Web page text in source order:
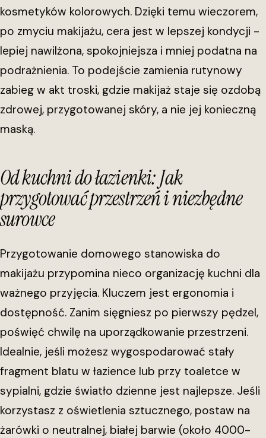
kosmetyków kolorowych. Dzięki temu wieczorem,
po zmyciu makijażu, cera jest w lepszej kondycji -
lepiej nawilżona, spokojniejsza i mniej podatna na
podrażnienia. To podejście zamienia rutynowy
zabieg w akt troski, gdzie makijaż staje się ozdobą
zdrowej, przygotowanej skóry, a nie jej konieczną
maską.
Od kuchni do łazienki: Jak
przygotować przestrzeń i niezbędne
surowce
Przygotowanie domowego stanowiska do
makijażu przypomina nieco organizację kuchni dla
ważnego przyjęcia. Kluczem jest ergonomia i
dostępność. Zanim sięgniesz po pierwszy pędzel,
poświęć chwilę na uporządkowanie przestrzeni.
Idealnie, jeśli możesz wygospodarować stały
fragment blatu w łazience lub przy toaletce w
sypialni, gdzie światło dzienne jest najlepsze. Jeśli
korzystasz z oświetlenia sztucznego, postaw na
żarówki o neutralnej, białej barwie (około 4000-